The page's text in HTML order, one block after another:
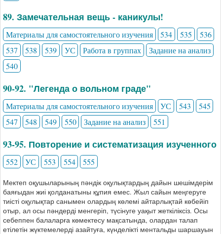
89. Замечательная вещь - каникулы!
Материалы для самостоятельного изучения 534 535
536
537
538 539 УС Работа в группах
Задание на анализ
540
90-92. "Легенда о вольном граде"
Материалы для самостоятельного изучения УС 543
545
547
548 549 550 Задание на анализ 551
93-95. Повторение и систематизация изученного
552 УС 553 554 555
Мектеп оқушыларының пәндік оқулықтардың дайын шешімдерім
баяғыдан жиі қолданатыны құпия емес. Жыл сайын меңгеруге
тиісті оқулықтар санымен олардың көлемі айтарлықтай көбейіп
отыр, ал осы пәндерді менгеріп, түсінуге уақыт жеткіліксіз. Осы
себеппен балаларға көмектесу мақсатында, олардан талап
етілетін жүктемелерді азайтуға, күнделікті ментальды шаршауын